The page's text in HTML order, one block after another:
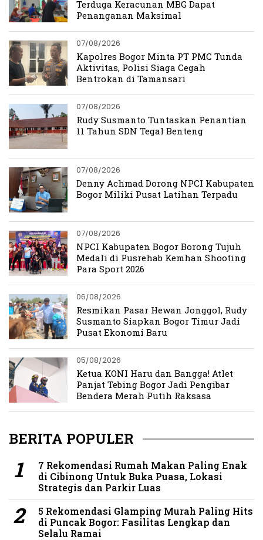
Terduga Keracunan MBG Dapat
Penanganan Maksimal
07/08/2026
Kapolres Bogor Minta PT PMC Tunda
Aktivitas, Polisi Siaga Cegah
Bentrokan di Tamansari
07/08/2026
Rudy Susmanto Tuntaskan Penantian
11 Tahun SDN Tegal Benteng
07/08/2026
Denny Achmad Dorong NPCI Kabupaten
Bogor Miliki Pusat Latihan Terpadu
07/08/2026
NPCI Kabupaten Bogor Borong Tujuh
Medali di Pusrehab Kemhan Shooting
Para Sport 2026
06/08/2026
Resmikan Pasar Hewan Jonggol, Rudy
Susmanto Siapkan Bogor Timur Jadi
Pusat Ekonomi Baru
05/08/2026
Ketua KONI Haru dan Bangga! Atlet
Panjat Tebing Bogor Jadi Pengibar
Bendera Merah Putih Raksasa
BERITA POPULER
7 Rekomendasi Rumah Makan Paling Enak
di Cibinong Untuk Buka Puasa, Lokasi
Strategis dan Parkir Luas
5 Rekomendasi Glamping Murah Paling Hits
di Puncak Bogor: Fasilitas Lengkap dan
Selalu Ramai